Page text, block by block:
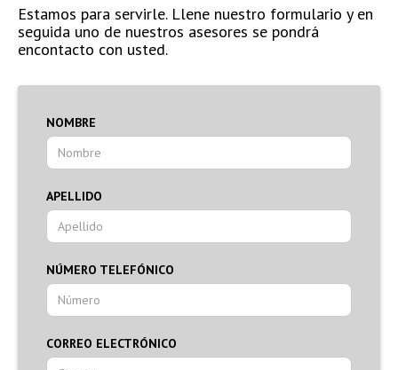
Estamos para servirle. Llene nuestro formulario y en
seguida uno de nuestros asesores se pondrá
encontacto con usted.
NOMBRE
APELLIDO
NÚMERO TELEFÓNICO
CORREO ELECTRÓNICO